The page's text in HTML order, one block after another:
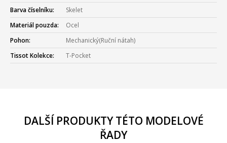
Barva číselníku:
Skelet
Materiál pouzda:
Ocel
Pohon:
Mechanický(Ruční nátah)
Tissot Kolekce:
T-Pocket
DALŠÍ PRODUKTY TÉTO MODELOVÉ
ŘADY